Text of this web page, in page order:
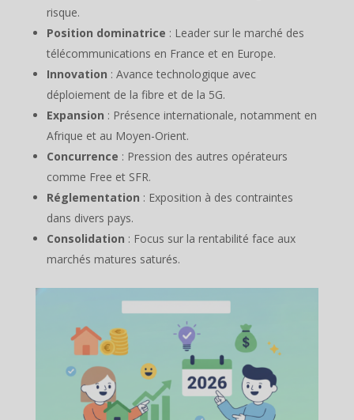
risque.
Position dominatrice : Leader sur le marché des
télécommunications en France et en Europe.
Innovation : Avance technologique avec
déploiement de la fibre et de la 5G.
Expansion : Présence internationale, notamment en
Afrique et au Moyen-Orient.
Concurrence : Pression des autres opérateurs
comme Free et SFR.
Réglementation : Exposition à des contraintes
dans divers pays.
Consolidation : Focus sur la rentabilité face aux
marchés matures saturés.